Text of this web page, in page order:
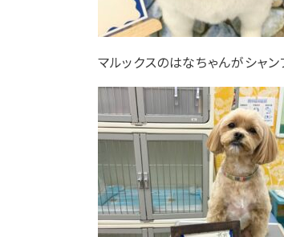
マルックスのはなちゃんがシャ